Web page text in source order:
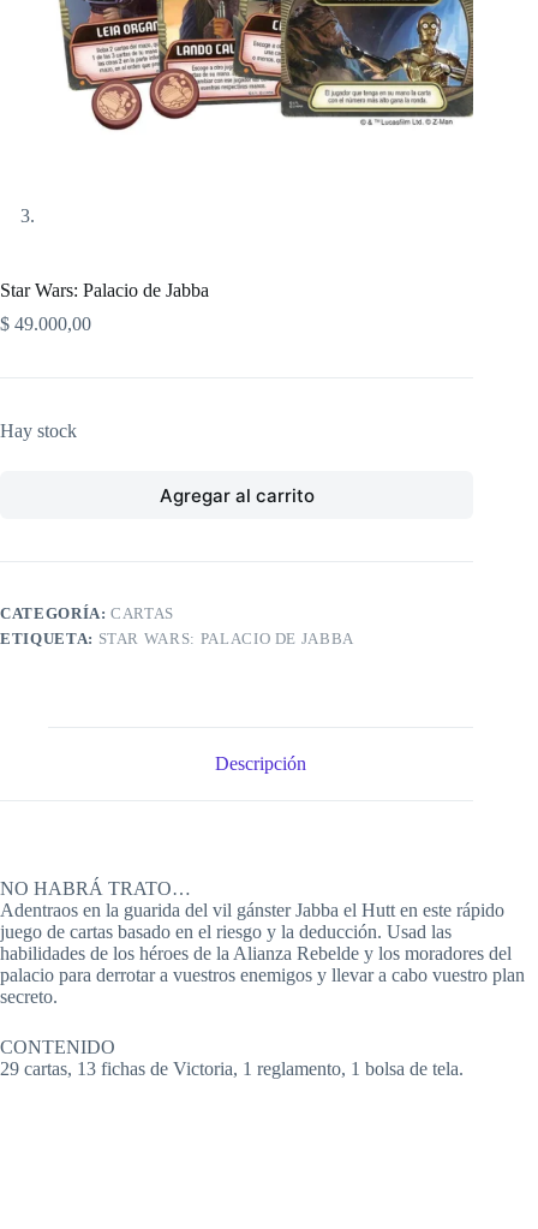
Star Wars: Palacio de Jabba
$ 49.000,00
Hay stock
Agregar al carrito
CATEGORÍA:CARTAS
ETIQUETA: STAR WARS: PALACIO DE JABBA
Descripción
NO HABRÁ TRATO…
Adentraos en la guarida del vil gánster Jabba el Hutt en este rápido
juego de cartas basado en el riesgo y la deducción. Usad las
habilidades de los héroes de la Alianza Rebelde y los moradores del
palacio para derrotar a vuestros enemigos y llevar a cabo vuestro plan
secreto.
CONTENIDO
29 cartas, 13 fichas de Victoria, 1 reglamento, 1 bolsa de tela.